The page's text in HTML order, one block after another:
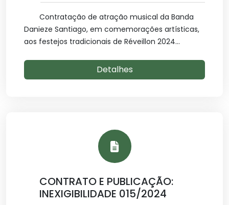
Contratação de atração musical da Banda
Danieze Santiago, em comemorações artísticas,
aos festejos tradicionais de Réveillon 2024...
Detalhes
CONTRATO E PUBLICAÇÃO:
INEXIGIBILIDADE 015/2024